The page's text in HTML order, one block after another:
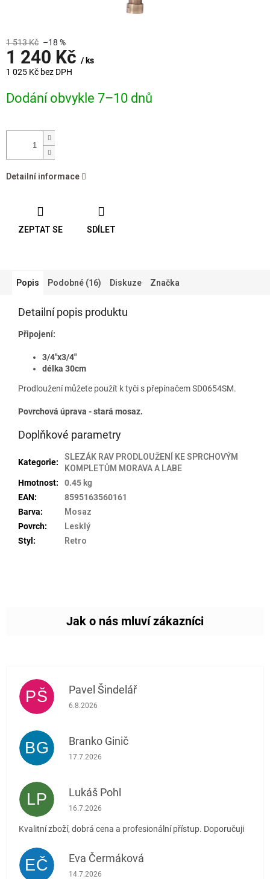
1 513 Kč –18 %
1 240 Kč / ks
1 025 Kč bez DPH
cena:
Dodání obvykle 7–10 dnů
Detailní informace
ZEPTAT SE SDÍLET
Popis Podobné (16) Diskuze Značka
Detailní popis produktu
Připojení:
3/4"x3/4"
délka 30cm
Prodloužení můžete použít k tyči s přepínačemSD0654SM.
Povrchová úprava - stará mosaz.
Doplňkové parametry
Kategorie:
SLEZÁK RAV PRODLOUŽENÍ KE SPRCHOVÝM
KOMPLETŮM MORAVA A LABE
Hmotnost:
0.45 kg
EAN:
8595163560161
Barva:
Mosaz
Povrch:
Lesklý
Styl : Retro
PŠ Pavel Šindelář
Hodnocení obchodu je 5 z 5 hvězdiček.
6.8.2026
BG Branko Ginič
Hodnocení obchodu je 5 z 5 hvězdiček.
17.7.2026
LP Lukáš Pohl
Hodnocení obchodu je 5 z 5 hvězdiček.
16.7.2026
Kvalitní zboží, dobrá cena a profesionální přístup. Doporučuji
EČ Eva Čermáková
Hodnocení obchodu je 5 z 5 hvězdiček.
14.7.2026